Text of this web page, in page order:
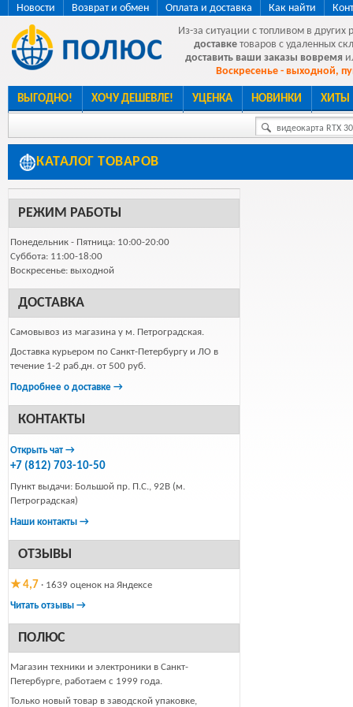
Новости Возврат и обмен Оплата и доставка Как найти
Из-за ситуации с топливом в других
доставке товаров с удаленных
доставить ваши заказы вовремя
Воскресенье - выходной,
ВЫГОДНО! ХОЧУ ДЕШЕВЛЕ! УЦЕНКА НОВИНКИ ХИТЫ
видеокарта RTX
КАТАЛОГ ТОВАРОВ
РЕЖИМ РАБОТЫ
Понедельник - Пятница: 10:00-20:00
Суббота: 11:00-18:00
Воскресенье: выходной
ДОСТАВКА
Самовывоз из магазина у м. Петроградская.
Доставка курьером по Санкт-Петербургу и ЛО в
течение 1-2 раб.дн. от 500 руб.
Подробнее о доставке →
КОНТАКТЫ
Открыть чат →
+7 (812) 703-10-50
Пункт выдачи: Большой пр. П.С., 92В (м.
Петроградская)
Наши контакты →
ОТЗЫВЫ
★ 4,7 · 1639 оценок на Яндексе
Читать отзывы →
ПОЛЮС
Магазин техники и электроники в Санкт-
Петербурге, работаем с 1999 года.
Только новый товар в заводской упаковке,